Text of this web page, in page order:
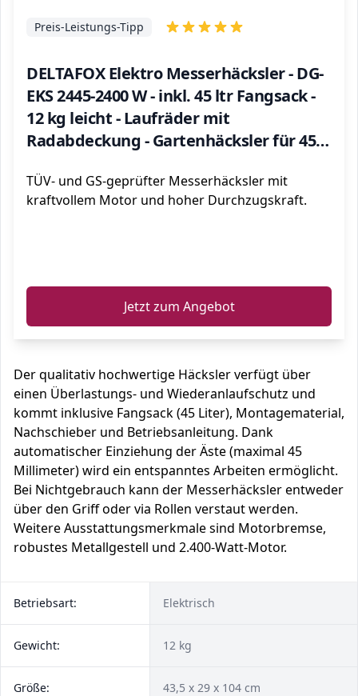
DELTAFOX Elektro Messerhäcksler - DG-
EKS 2445-2400 W - inkl. 45 ltr Fangsack -
12 kg leicht - Laufräder mit
Radabdeckung - Gartenhäcksler für 45
Preis-Leistungs-Tipp
TÜV- und GS-geprüfter Messerhäcksler mit
kraftvollem Motor und hoher Durchzugskraft.
Jetzt zum Angebot
Der qualitativ hochwertige Häcksler verfügt über
einen Überlastungs- und Wiederanlaufschutz und
kommt inklusive Fangsack (45 Liter), Montagematerial,
Nachschieber und Betriebsanleitung. Dank
automatischer Einziehung der Äste (maximal 45
Millimeter) wird ein entspanntes Arbeiten ermöglicht.
Bei Nichtgebrauch kann der Messerhäcksler entweder
über den Griff oder via Rollen verstaut werden.
Weitere Ausstattungsmerkmale sind Motorbremse,
robustes Metallgestell und 2.400-Watt-Motor.
Betriebsart: Elektrisch
Gewicht: 12 kg
Größe: 43,5 x 29 x 104 cm